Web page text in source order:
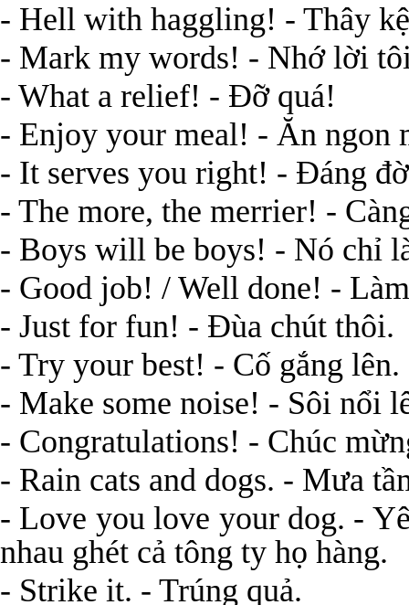
- Hell with haggling! - Thây
- Mark my words! - Nhớ lời
- What a relief! - Đỡ quá!
- Enjoy your meal! - Ăn ngon
- It serves you right! - Đáng
- The more, the merrier! -
- Boys will be boys! - Nó chỉ
- Good job! / Well done! -
- Just for fun! - Đùa chút thôi.
- Try your best! - Cố gắng lên.
- Make some noise! - Sôi nổi
- Congratulations! - Chúc
- Rain cats and dogs. - Mưa
- Love you love your dog. -
nhau ghét cả tông ty họ hàng.
- Strike it. - Trúng quả.